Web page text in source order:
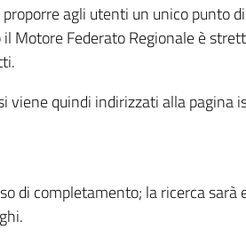
agli utenti un unico punto
Federato Regionale è
viene quindi indirizzati alla pagina
di completamento; la ricerca sarà